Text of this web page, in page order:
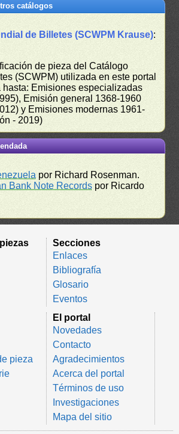
catálogos
de Billetes (SCWPM Krause):
de pieza del Catálogo
(SCWPM) utilizada en este portal
hasta: Emisiones especializadas
Emisión general 1368-1960
y Emisiones modernas 1961-
- 2019)
por Richard Rosenman.
Bank Note Records por Ricardo
Secciones
Enlaces
Bibliografía
Glosario
Eventos
pieza
El portal
Novedades
Contacto
Agradecimientos
Acerca del portal
Términos de uso
Investigaciones
Mapa del sitio